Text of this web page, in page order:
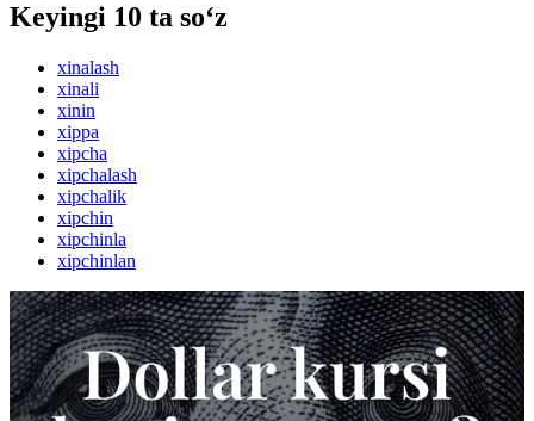
Keyingi 10 ta so‘z
xinalash
xinali
xinin
xippa
xipcha
xipchalash
xipchalik
xipchin
xipchinla
xipchinlan